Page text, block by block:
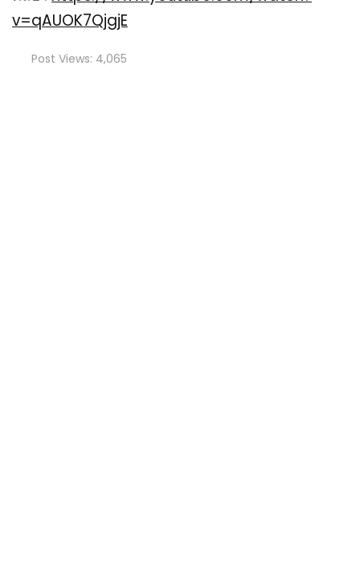
v=qAUOK7QjgjE
Post Views: 4,065